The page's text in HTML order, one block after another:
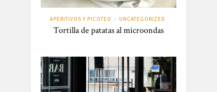
APERITIVOS Y PICOTEO / UNCATEGORIZED
Tortilla de patatas al microondas